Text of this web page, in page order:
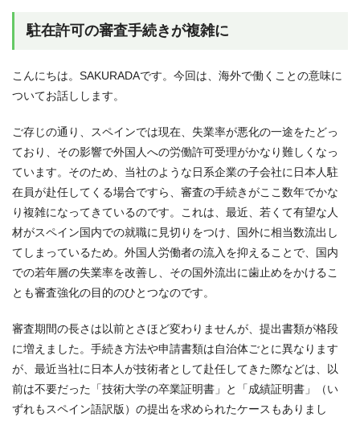
駐在許可の審査手続きが複雑に
こんにちは。SAKURADAです。今回は、海外で働くことの意味に
ついてお話しします。
ご存じの通り、スペインでは現在、失業率が悪化の一途をたどっ
ており、その影響で外国人への労働許可受理がかなり難しくなっ
ています。そのため、当社のような日系企業の子会社に日本人駐
在員が赴任してくる場合ですら、審査の手続きがここ数年でかな
り複雑になってきているのです。これは、最近、若くて有望な人
材がスペイン国内での就職に見切りをつけ、国外に相当数流出し
てしまっているため。外国人労働者の流入を抑えることで、国内
での若年層の失業率を改善し、その国外流出に歯止めをかけるこ
とも審査強化の目的のひとつなのです。
審査期間の長さは以前とさほど変わりませんが、提出書類が格段
に増えました。手続き方法や申請書類は自治体ごとに異なります
が、最近当社に日本人が技術者として赴任してきた際などは、以
前は不要だった「技術大学の卒業証明書」と「成績証明書」（い
ずれもスペイン語訳版）の提出を求められたケースもありまし